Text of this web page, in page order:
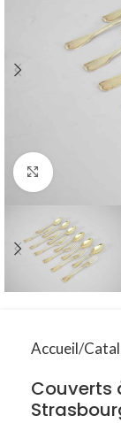
Click to
Accueil
Couverts